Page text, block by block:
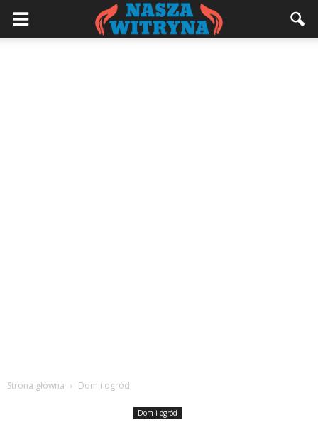
Strona główna Dom i ogród
Dom i ogród